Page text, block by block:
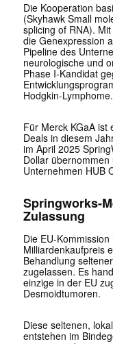
Die Kooperation
(Skyhawk Small
splicing of RNA).
die Genexpression
Pipeline des
neurologische und
Phase I-Kandidat
Hodgkin-Lymphome.
Für Merck KGaA
Deals in diesem
im April 2025
Dollar
Unternehmen HUB
Springworks-
Zulassung
Die EU-
Milliardenkaufpreis
Behandlung
zugelassen. Es
einzige in der EU
Desmoidtumoren.
Diese seltenen,
entstehen im